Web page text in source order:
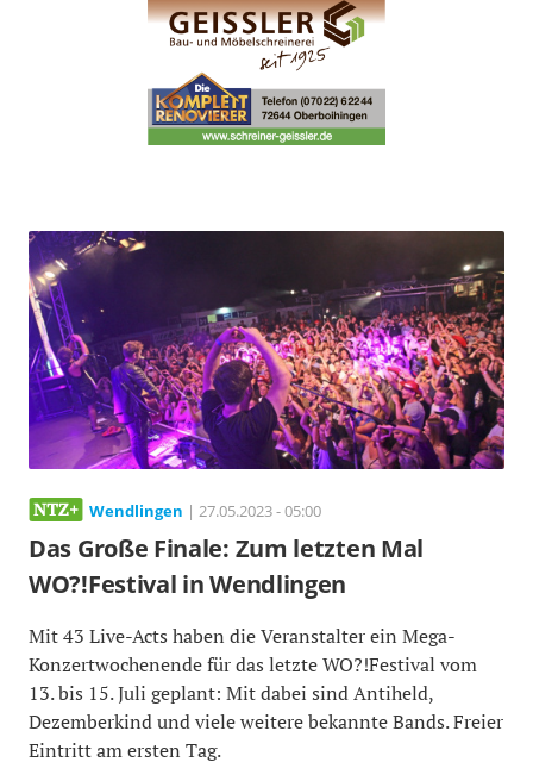
Wendlingen | 27.05.2023 - 05:00
Das Große Finale: Zum letzten Mal
WO?!Festival in Wendlingen
Mit 43 Live-Acts haben die Veranstalter ein Mega-
Konzertwochenende für das letzte WO?!Festival vom
13. bis 15. Juli geplant: Mit dabei sind Antiheld,
Dezemberkind und viele weitere bekannte Bands. Freier
Eintritt am ersten Tag.